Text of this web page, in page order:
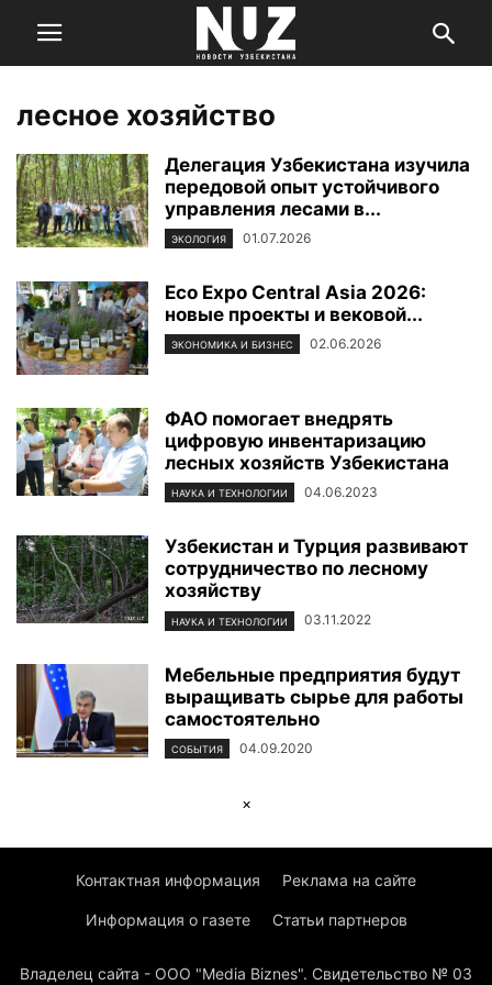
лесное хозяйство
Делегация Узбекистана изучила
передовой опыт устойчивого
управления лесами в...
ЭКОЛОГИЯ 01.07.2026
Eco Expo Central Asia 2026:
новые проекты и вековой...
ЭКОНОМИКА И БИЗНЕС 02.06.2026
ФАО помогает внедрять
цифровую инвентаризацию
лесных хозяйств Узбекистана
НАУКА И ТЕХНОЛОГИИ 04.06.2023
Узбекистан и Турция развивают
сотрудничество по лесному
хозяйству
НАУКА И ТЕХНОЛОГИИ 03.11.2022
Мебельные предприятия будут
выращивать сырье для работы
самостоятельно
СОБЫТИЯ 04.09.2020
×
Контактная информация Реклама на сайте
Информация о газете Статьи партнеров
Владелец сайта - ООО "Media Biznes". Свидетельство № 03